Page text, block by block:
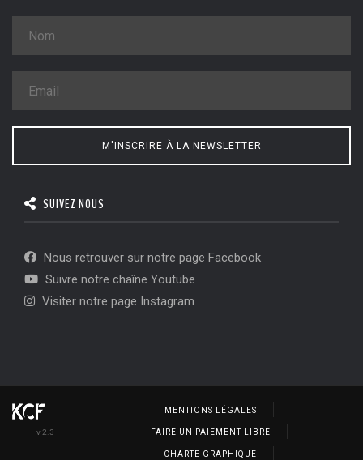
M'INSCRIRE À LA NEWSLETTER
SUIVEZ NOUS
Nous retrouver sur notre page Facebook
Suivre notre chaîne Youtube
Visiter notre page Instagram
v 2.3
MENTIONS LÉGALES
FAIRE UN PAIEMENT LIBRE
CHARTE GRAPHIQUE